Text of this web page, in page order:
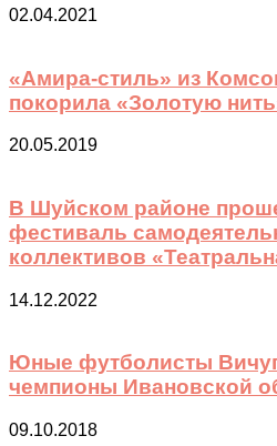
02.04.2021
«Амира-стиль» из
покорила «Золотую
20.05.2019
В Шуйском районе
фестиваль
коллективов
14.12.2022
Юные футболисты
чемпионы Ивановской
09.10.2018